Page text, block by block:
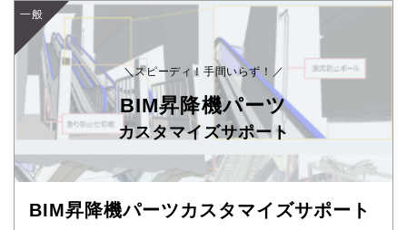
＼スピーディ！手間いらず！／
BIM昇降機パーツ
カスタマイズサポート
一般
BIM昇降機パーツカスタマイズサポート